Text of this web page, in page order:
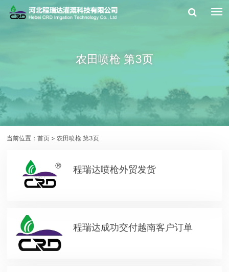
农田喷枪 第3页
当前位置：首页 > 农田喷枪 第3页
程瑞达喷枪外贸发货
程瑞达成功交付越南客户订单